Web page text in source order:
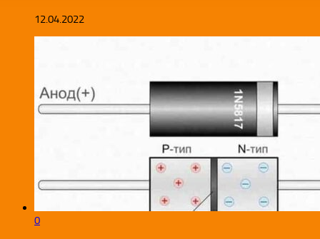
12.04.2022
0